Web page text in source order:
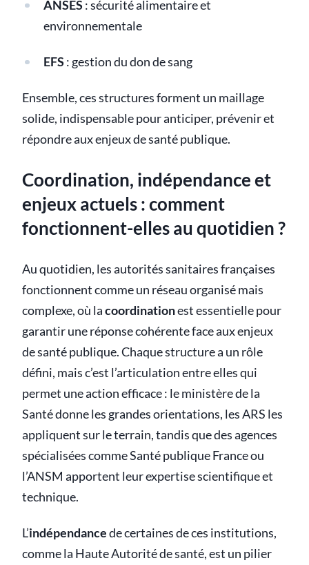
ANSES : sécurité alimentaire et
environnementale
EFS : gestion du don de sang
Ensemble, ces structures forment un maillage
solide, indispensable pour anticiper, prévenir et
répondre aux enjeux de santé publique.
Coordination, indépendance et
enjeux actuels : comment
fonctionnent-elles au quotidien ?
Au quotidien, les autorités sanitaires françaises
fonctionnent comme un réseau organisé mais
complexe, où lacoordinationest essentielle pour
garantir une réponse cohérente face aux enjeux
de santé publique. Chaque structure a un rôle
défini, mais c’est l’articulation entre elles qui
permet une action efficace : le ministère de la
Santé donne les grandes orientations, les ARS les
appliquent sur le terrain, tandis que des agences
spécialisées comme Santé publique France ou
l’ANSM apportent leur expertise scientifique et
technique.
L’indépendancede certaines de ces institutions,
comme la Haute Autorité de santé, est un pilier